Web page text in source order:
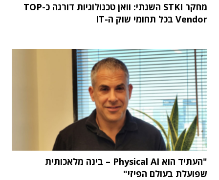
מחקר STKI השנתי: וואן טכנולוגיות דורגה כ-TOP
Vendor בכל תחומי שוק ה-IT
"העתיד הוא Physical AI – בינה מלאכותית
שפועלת בעולם הפיזי"